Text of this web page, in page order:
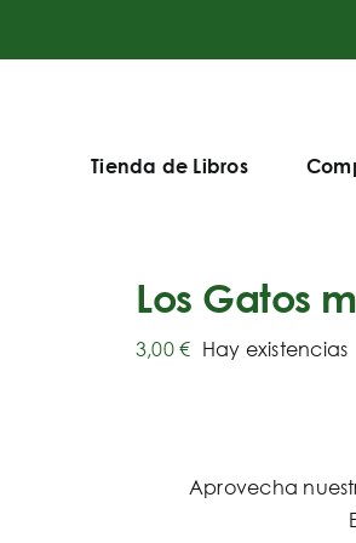
Tienda de Libros
Los Gatos
3,00€ Hay existencias
Aprovecha